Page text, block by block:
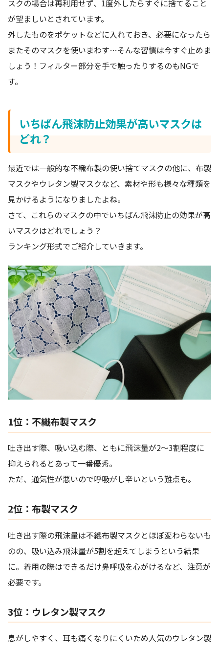
スクの場合は再利用せず、1度外したらすぐに捨てること
が望ましいとされています。
外したものをポケットなどに入れておき、必要になったら
またそのマスクを使いまわす…そんな習慣は今すぐ止めま
しょう！フィルター部分を手で触ったりするのもNGで
す。
いちばん飛沫防止効果が高いマスクは
どれ？
最近では一般的な不織布製の使い捨てマスクの他に、布製
マスクやウレタン製マスクなど、素材や形も様々な種類を
見かけるようになりましたよね。
さて、これらのマスクの中でいちばん飛沫防止の効果が高
いマスクはどれでしょう？
ランキング形式でご紹介していきます。
1位：不織布製マスク
吐き出す際、吸い込む際、ともに飛沫量が2～3割程度に
抑えられるとあって一番優秀。
ただ、通気性が悪いので呼吸がし辛いという難点も。
2位：布製マスク
吐き出す際の飛沫量は不織布製マスクとほぼ変わらないも
のの、吸い込み飛沫量が5割を超えてしまうという結果
に。着用の際はできるだけ鼻呼吸を心がけるなど、注意が
必要です。
3位：ウレタン製マスク
息がしやすく、耳も痛くなりにくいため人気のウレタン製